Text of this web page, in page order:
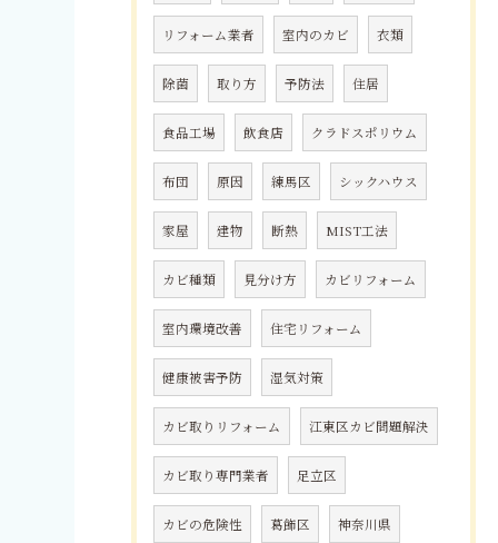
リフォーム業者 室内のカビ 衣類
除菌 取り方 予防法 住居
食品工場 飲食店 クラドスポリウム
布団 原因 練馬区 シックハウス
家屋 建物 断熱 MIST工法
カビ種類 見分け方 カビリフォーム
室内環境改善 住宅リフォーム
健康被害予防 湿気対策
カビ取りリフォーム 江東区カビ問題解決
カビ取り専門業者 足立区
カビの危険性 葛飾区 神奈川県